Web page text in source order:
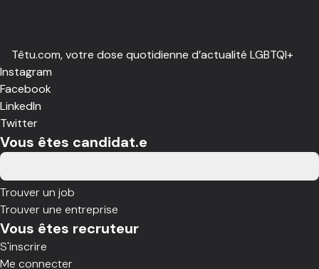
Têtu.com, votre dose quotidienne d’actualité LGBTQI+
Instagram
Facebook
LinkedIn
Twitter
Vous êtes candidat.e
Trouver un job
Trouver une entreprise
Vous êtes recruteur
S'inscrire
Me connecter